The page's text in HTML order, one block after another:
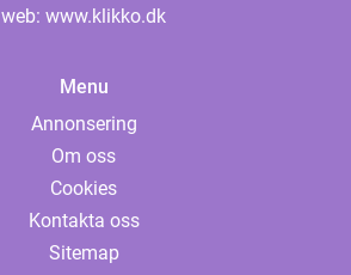
web: www.klikko.dk
Menu
Annonsering
Om oss
Cookies
Kontakta oss
Sitemap